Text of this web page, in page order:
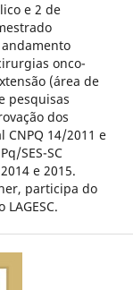
e 2 de
onco-
(área de
pesquisas
dos
14/2011 e
SES-SC
e 2015.
participa do